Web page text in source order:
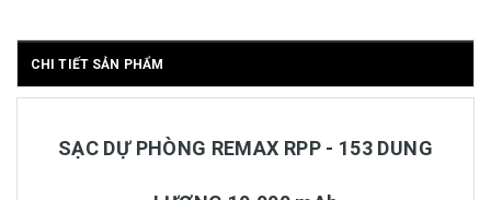
CHI TIẾT SẢN PHẨM
SẠC DỰ PHÒNG REMAX RPP - 153 DUNG